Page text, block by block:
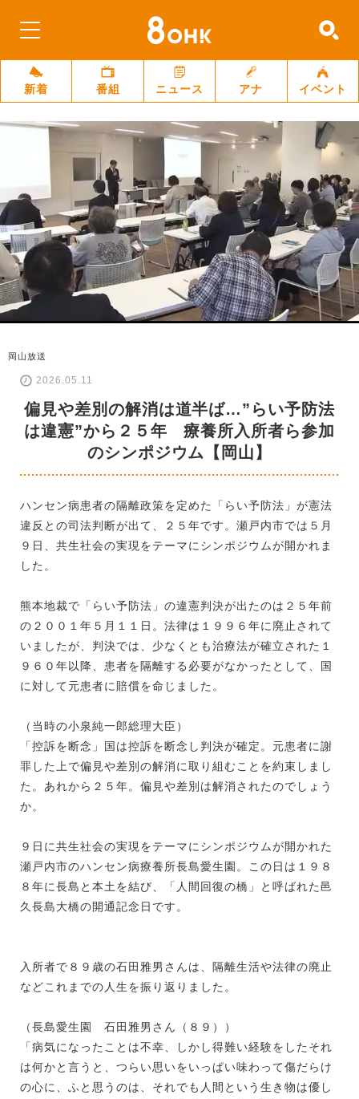
新着 番組 ニュース アナ イベント
岡山放送
2026.05.11
偏見や差別の解消は道半ば…”らい予防法
は違憲”から２５年 療養所入所者ら参加
のシンポジウム【岡山】
ハンセン病患者の隔離政策を定めた「らい予防法」が憲法
違反との司法判断が出て、２５年です。瀬戸内市では５月
９日、共生社会の実現をテーマにシンポジウムが開かれま
した。
熊本地裁で「らい予防法」の違憲判決が出たのは２５年前
の２００１年５月１１日。法律は１９９６年に廃止されて
いましたが、判決では、少なくとも治療法が確立された１
９６０年以降、患者を隔離する必要がなかったとして、国
に対して元患者に賠償を命じました。
（当時の小泉純一郎総理大臣）
「控訴を断念」国は控訴を断念し判決が確定。元患者に謝
罪した上で偏見や差別の解消に取り組むことを約束しまし
た。あれから２５年。偏見や差別は解消されたのでしょう
か。
９日に共生社会の実現をテーマにシンポジウムが開かれた
瀬戸内市のハンセン病療養所長島愛生園。この日は１９８
８年に長島と本土を結び、「人間回復の橋」と呼ばれた邑
久長島大橋の開通記念日です。
入所者で８９歳の石田雅男さんは、隔離生活や法律の廃止
などこれまでの人生を振り返りました。
（長島愛生園 石田雅男さん（８９））
「病気になったことは不幸、しかし得難い経験をしたそれ
は何かと言うと、つらい思いをいっぱい味わって傷だらけ
の心に、ふと思うのは、それでも人間という生き物は優し